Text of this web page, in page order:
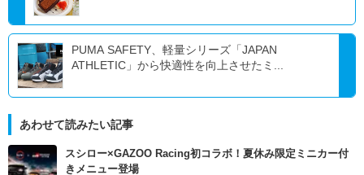
PUMA SAFETY、軽量シリーズ「JAPAN
ATHLETIC」から快適性を向上させたミ...
あわせて読みたい記事
スシロー×GAZOO Racing初コラボ！夏休み限定ミニカー付
きメニュー登場